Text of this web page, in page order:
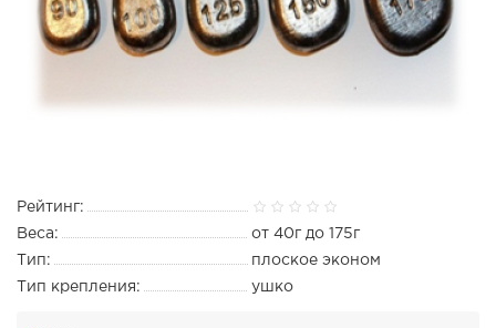
Рейтинг:
Веса:
от 40г до 175г
Тип:
плоское эконом
Тип крепления:
ушко